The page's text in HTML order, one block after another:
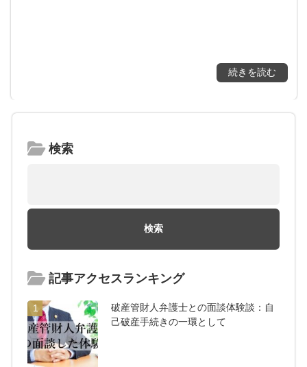
続きを読む
検索
記事アクセスランキング
1
破産管財人弁護士との面談体験談：自
己破産手続きの一環として